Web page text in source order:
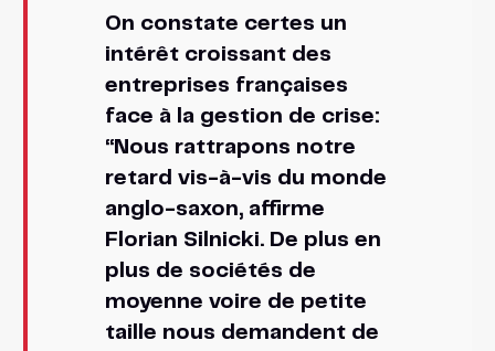
On constate certes un
intérêt croissant des
entreprises françaises
face à la gestion de crise:
“Nous rattrapons notre
retard vis-à-vis du monde
anglo-saxon, affirme
Florian Silnicki. De plus en
plus de sociétés de
moyenne voire de petite
taille nous demandent de